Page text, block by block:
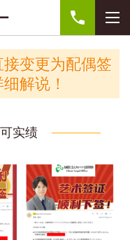
接变更为配偶签
解说！
实绩